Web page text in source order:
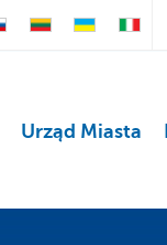
Urząd Miasta